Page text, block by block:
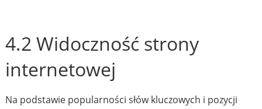
4.2 Widoczność strony
internetowej
Na podstawie popularności słów kluczowych i pozycji